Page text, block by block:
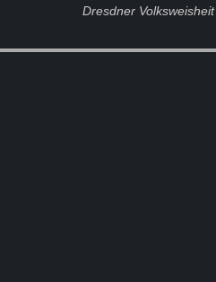
Dresdner Volksweisheit